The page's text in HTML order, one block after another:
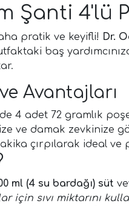
Şanti 4'lü
pratik ve keyifli! Dr.
baş
Avantajları
4 adet 72 gramlık
ve damak zevkinize
çırpılarak ideal ve
ml (4 su bardağı) süt
için sıvı miktarını